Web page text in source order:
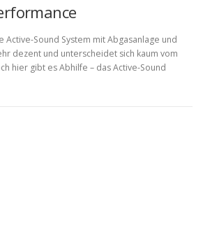
Active-Sound System mit Abgasanlage und
dezent und unterscheidet sich kaum vom
hier gibt es Abhilfe – das Active-Sound